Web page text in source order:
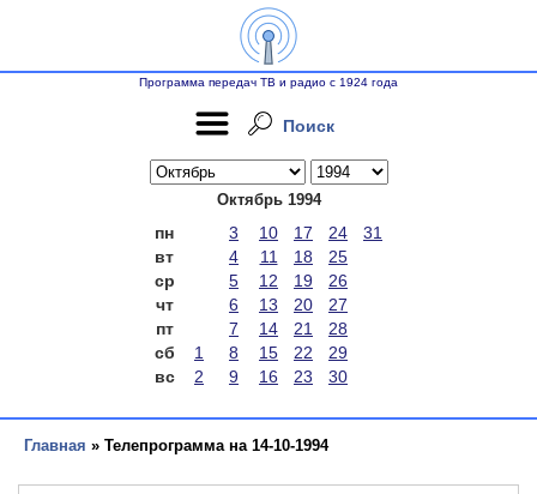
Программа передач ТВ и радио с 1924 года
Поиск
Октябрь 1994
пн 3 10 17 24
31
вт
4 11 18
25
ср
5 12 19
26
чт
6 13 20
27
пт
7 14 21
28
сб
1 8 15 22
29
вс
2 9 16 23 30
Главная » Телепрограмма на 14-10-1994